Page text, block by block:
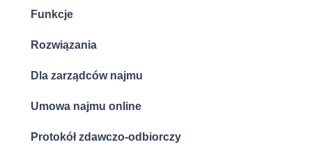
Funkcje
Rozwiązania
Dla zarządców najmu
Umowa najmu online
Protokół zdawczo-odbiorczy